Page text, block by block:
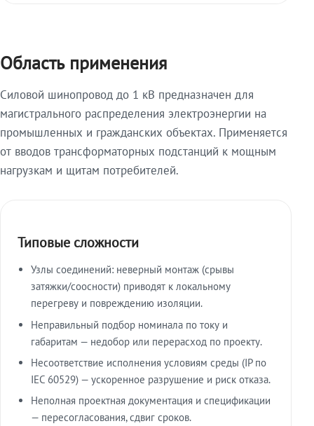
Область применения
Силовой шинопровод до 1 кВ предназначен для
магистрального распределения электроэнергии на
промышленных и гражданских объектах. Применяется
от вводов трансформаторных подстанций к мощным
нагрузкам и щитам потребителей.
Типовые сложности
Узлы соединений: неверный монтаж (срывы
затяжки/соосности) приводят к локальному
перегреву и повреждению изоляции.
Неправильный подбор номинала по току и
габаритам — недобор или перерасход по проекту.
Несоответствие исполнения условиям среды (IP по
IEC 60529) — ускоренное разрушение и риск отказа.
Неполная проектная документация и спецификации
— пересогласования, сдвиг сроков.